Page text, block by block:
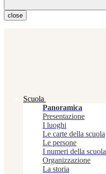
close
Scuola
Panoramica
Presentazione
I luoghi
Le carte della scuola
Le persone
I numeri della scuola
Organizzazione
La storia